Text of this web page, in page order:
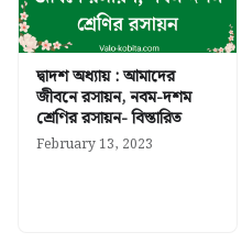
দ্বাদশ অধ্যায় : আমাদের
জীবনে রসায়ন, নবম-দশম
শ্রেণির রসায়ন- বিস্তারিত
February 13, 2023